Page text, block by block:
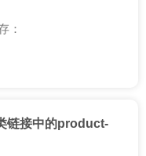
：
链接中的product-